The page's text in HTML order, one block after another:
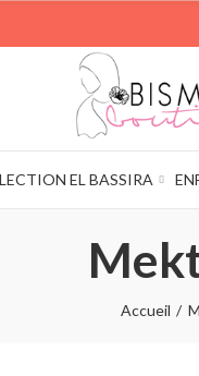
EL BASSIRA
Accueil